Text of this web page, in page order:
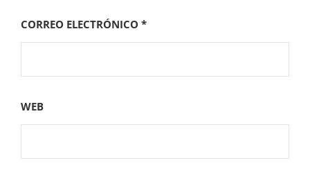
CORREO ELECTRÓNICO *
WEB